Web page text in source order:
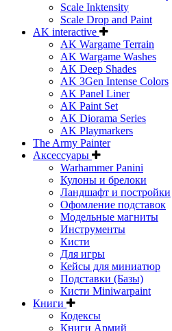
Scale Inktensity
Scale Drop and Paint
AK interactive
AK Wargame Terrain
AK Wargame Washes
AK Deep Shades
AK 3Gen Intense Colors
AK Panel Liner
AK Paint Set
AK Diorama Series
AK Playmarkers
The Army Painter
Аксессуары
Warhammer Panini
Кулоны и брелоки
Ландшафт и постройки
Офомление подставок
Модельные магниты
Инструменты
Кисти
Для игры
Кейсы для миниатюр
Подставки (Базы)
Кисти Miniwarpaint
Книги
Кодексы
Книги Армий